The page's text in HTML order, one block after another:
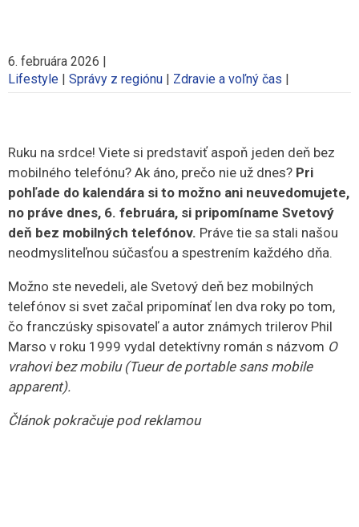
6. februára 2026 |
Lifestyle | Správy z regiónu | Zdravie a voľný čas |
Ruku na srdce! Viete si predstaviť aspoň jeden deň bez
mobilného telefónu? Ak áno, prečo nie už dnes? Pri
pohľade do kalendára si to možno ani neuvedomujete,
no práve dnes, 6. februára, si pripomíname Svetový
deň bez mobilných telefónov. Práve tie sa stali našou
neodmysliteľnou súčasťou a spestrením každého dňa.
Možno ste nevedeli, ale Svetový deň bez mobilných
telefónov si svet začal pripomínať len dva roky po tom,
čo franczúsky spisovateľ a autor známych trilerov Phil
Marso v roku 1999 vydal detektívny román s názvom O
vrahovi bez mobilu (Tueur de portable sans mobile
apparent).
Článok pokračuje pod reklamou